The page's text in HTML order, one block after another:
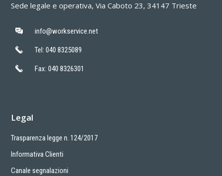
Sede legale e operativa, Via Caboto 23, 34147 Trieste
info@workservice.net
Tel: 040 8325089
Fax: 040 8326301
Legal
Trasparenza legge n. 124/2017
Informativa Clienti
Canale segnalazioni